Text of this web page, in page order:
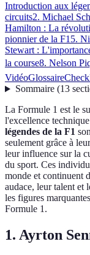
Introduction aux
circuits2. Michael
Hamilton : La
pionnier de la F15.
Stewart :
la course8. Nelson
VidéoGlossaire
Sommaire(13
La Formule 1 est le
l'excellence
légendes de la F1
seulement grâce à
leur influence sur la
du sport. Ces
monde et continuent
audace, leur talent et
les figures
Formule 1.
1. Ayrton